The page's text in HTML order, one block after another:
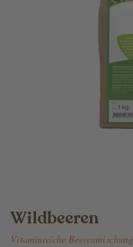
Wildbeeren
Vitaminreiche Beerenmischung